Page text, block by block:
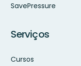
SavePressure
Serviços
Cursos